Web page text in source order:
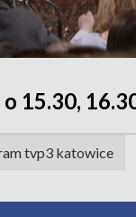
15.30,
tvp3 katowice